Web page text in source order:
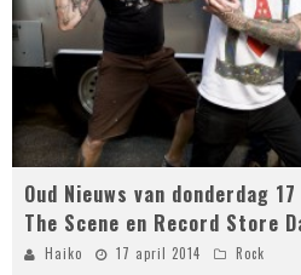
Oud Nieuws van donderdag
The Scene en Record Store
Haiko 17 april 2014 Rock